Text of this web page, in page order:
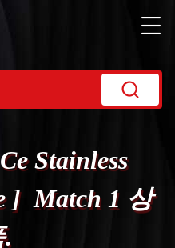
Stainless
] Match 1 상